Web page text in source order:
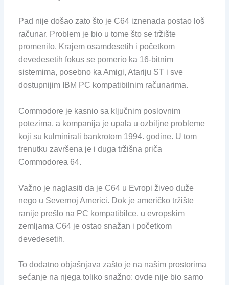
Pad nije došao zato što je C64 iznenada postao loš
računar. Problem je bio u tome što se tržište
promenilo. Krajem osamdesetih i početkom
devedesetih fokus se pomerio ka 16-bitnim
sistemima, posebno ka Amigi, Atariju ST i sve
dostupnijim IBM PC kompatibilnim računarima.
Commodore je kasnio sa ključnim poslovnim
potezima, a kompanija je upala u ozbiljne probleme
koji su kulminirali bankrotom 1994. godine. U tom
trenutku završena je i duga tržišna priča
Commodorea 64.
Važno je naglasiti da je C64 u Evropi živeo duže
nego u Severnoj Americi. Dok je američko tržište
ranije prešlo na PC kompatibilce, u evropskim
zemljama C64 je ostao snažan i početkom
devedesetih.
To dodatno objašnjava zašto je na našim prostorima
sećanje na njega toliko snažno: ovde nije bio samo